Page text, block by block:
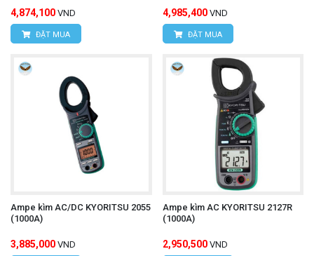
4,874,100 VND
ĐẶT MUA
4,985,400 VND
ĐẶT MUA
Ampe kìm AC/DC KYORITSU 2055
(1000A)
3,885,000 VND
Ampe kìm AC KYORITSU 2127R
(1000A)
2,950,500 VND